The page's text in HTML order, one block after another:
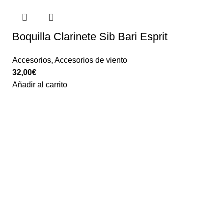
Boquilla Clarinete Sib Bari Esprit
Accesorios,Accesorios de viento
32,00€
Añadir al carrito